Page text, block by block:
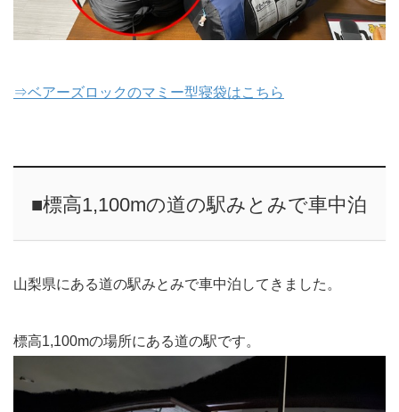
⇒ベアーズロックのマミー型寝袋はこちら
■標高1,100mの道の駅みとみで車中泊
山梨県にある道の駅みとみで車中泊してきました。
標高1,100mの場所にある道の駅です。